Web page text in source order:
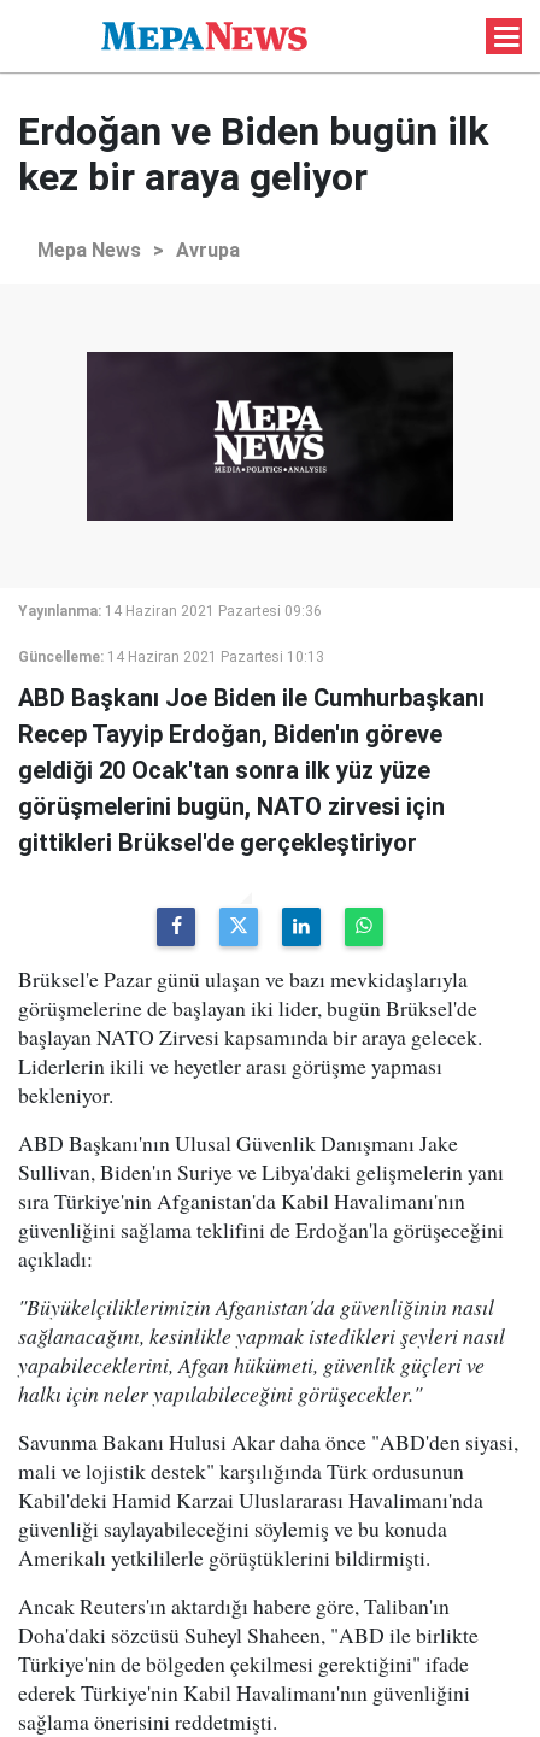
Erdoğan ve Biden bugün ilk
kez bir araya geliyor
Mepa News > Avrupa
Yayınlanma: 14 Haziran 2021 Pazartesi 09:36
Güncelleme: 14 Haziran 2021 Pazartesi 10:13
ABD Başkanı Joe Biden ile Cumhurbaşkanı
Recep Tayyip Erdoğan, Biden'ın göreve
geldiği 20 Ocak'tan sonra ilk yüz yüze
görüşmelerini bugün, NATO zirvesi için
gittikleri Brüksel'de gerçekleştiriyor
Brüksel'e Pazar günü ulaşan ve bazı mevkidaşlarıyla
görüşmelerine de başlayan iki lider, bugün Brüksel'de
başlayan NATO Zirvesi kapsamında bir araya gelecek.
Liderlerin ikili ve heyetler arası görüşme yapması
bekleniyor.
ABD Başkanı'nın Ulusal Güvenlik Danışmanı Jake
Sullivan, Biden'ın Suriye ve Libya'daki gelişmelerin yanı
sıra Türkiye'nin Afganistan'da Kabil Havalimanı'nın
güvenliğini sağlama teklifini de Erdoğan'la görüşeceğini
açıkladı:
"Büyükelçiliklerimizin Afganistan'da güvenliğinin nasıl
sağlanacağını, kesinlikle yapmak istedikleri şeyleri nasıl
yapabileceklerini, Afgan hükümeti, güvenlik güçleri ve
halkı için neler yapılabileceğini görüşecekler."
Savunma Bakanı Hulusi Akar daha önce "ABD'den siyasi,
mali ve lojistik destek" karşılığında Türk ordusunun
Kabil'deki Hamid Karzai Uluslararası Havalimanı'nda
güvenliği saylayabileceğini söylemiş ve bu konuda
Amerikalı yetkililerle görüştüklerini bildirmişti.
Ancak Reuters'ın aktardığı habere göre, Taliban'ın
Doha'daki sözcüsü Suheyl Shaheen, "ABD ile birlikte
Türkiye'nin de bölgeden çekilmesi gerektiğini" ifade
ederek Türkiye'nin Kabil Havalimanı'nın güvenliğini
sağlama önerisini reddetmişti.